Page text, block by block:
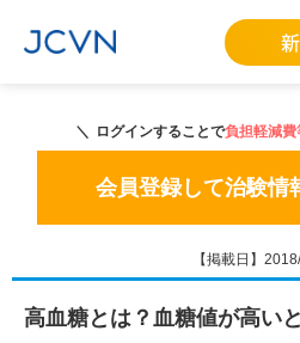
ログインすることで負担軽減費
会員登録して治験情
【掲載日】
高血糖とは？血糖値が高い